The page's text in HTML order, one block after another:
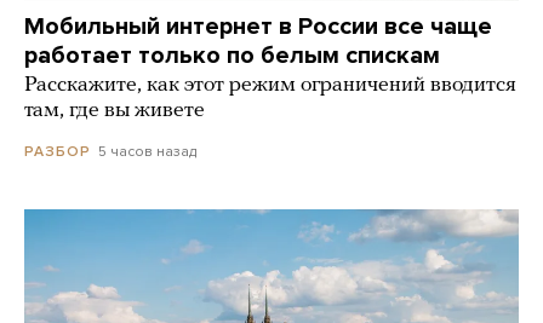
Мобильный интернет в России все чаще
работает только по белым спискам
Расскажите, как этот режим ограничений вводится
там, где вы живете
РАЗБОР 5 часов назад